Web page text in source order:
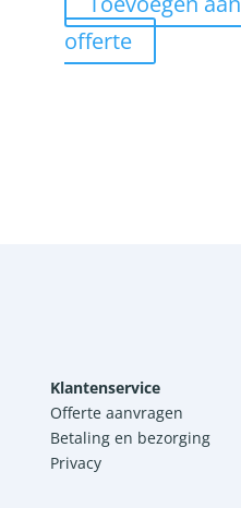
offerte
Klantenservice
Offerte aanvragen
Betaling en bezorging
Privacy